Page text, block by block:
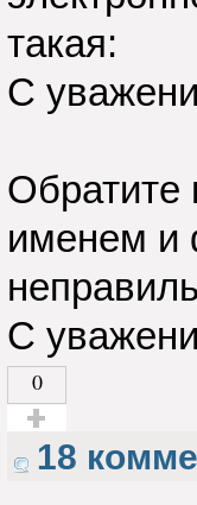
такая:
С
Обратите
именем и
С
0
Голос за!
18